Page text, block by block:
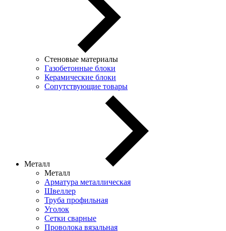
Стеновые материалы
Газобетонные блоки
Керамические блоки
Сопутствующие товары
Металл
Металл
Арматура металлическая
Швеллер
Труба профильная
Уголок
Сетки сварные
Проволока вязальная